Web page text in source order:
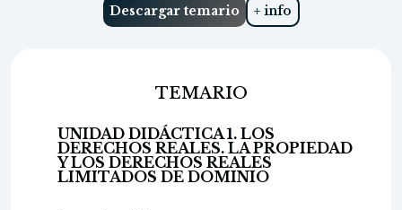
Descargar temario + info
TEMARIO
UNIDAD DIDÁCTICA 1. LOS
DERECHOS REALES. LA PROPIEDAD
Y LOS DERECHOS REALES
LIMITADOS DE DOMINIO